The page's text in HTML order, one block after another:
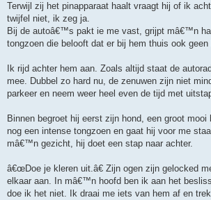
Terwijl zij het pinapparaat haalt vraagt hij of ik
twijfel niet, ik zeg ja.
Bij de autoâ€™s pakt ie me vast, grijpt mâ€™n
tongzoen die belooft dat er bij hem thuis ook
Ik rijd achter hem aan. Zoals altijd staat de
mee. Dubbel zo hard nu, de zenuwen zijn niet
parkeer en neem weer heel even de tijd met
Binnen begroet hij eerst zijn hond, een groot
nog een intense tongzoen en gaat hij voor me
mâ€™n gezicht, hij doet een stap naar achter.
â€œDoe je kleren uit.â€ Zijn ogen zijn gelocked
elkaar aan. In mâ€™n hoofd ben ik aan het
doe ik het niet. Ik draai me iets van hem af en